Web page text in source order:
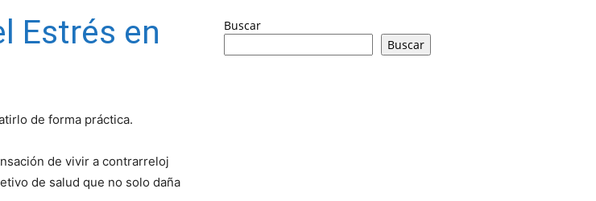
Estrés en
de forma práctica.
de vivir a contrarreloj
de salud que no solo daña
Buscar
Buscar